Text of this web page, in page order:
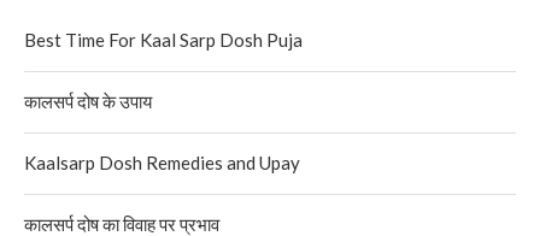
Best Time For Kaal Sarp Dosh Puja
कालसर्प दोष के उपाय
Kaalsarp Dosh Remedies and Upay
कालसर्प दोष का विवाह पर प्रभाव